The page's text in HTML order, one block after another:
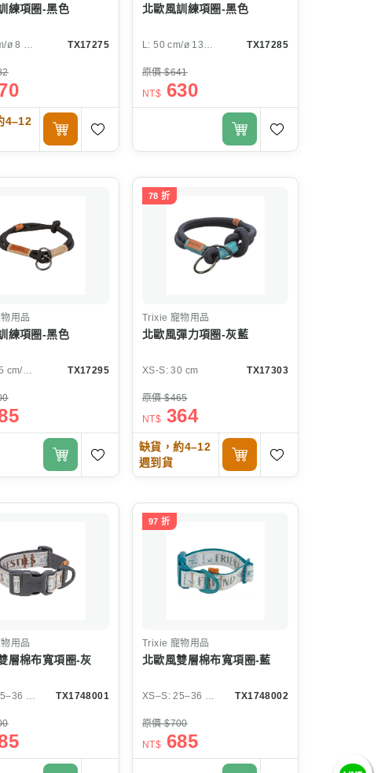
練項圈-黑色
TX17275
4–12
北歐風訓練項圈-黑色
TX17285
原價 $641
NT$ 630
用品
練項圈-黑色
L–XL: 55 cm/ø 13 mm TX17295
78 折
Trixie 寵物用品
北歐風彈力項圈-灰藍
XS-S: 30 cm TX17303
原價 $465
NT$ 364
缺貨，約4–12
週到貨
用品
層棉布寬項圈-灰
TX1748001
97 折
Trixie 寵物用品
北歐風雙層棉布寬項圈-藍
TX1748002
原價 $700
NT$ 685